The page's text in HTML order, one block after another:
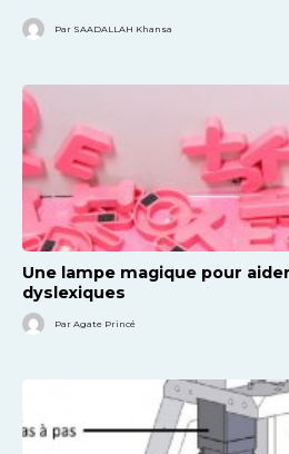
Par SAADALLAH Khansa
Une lampe magique pour
dyslexiques
Par Agate Princé